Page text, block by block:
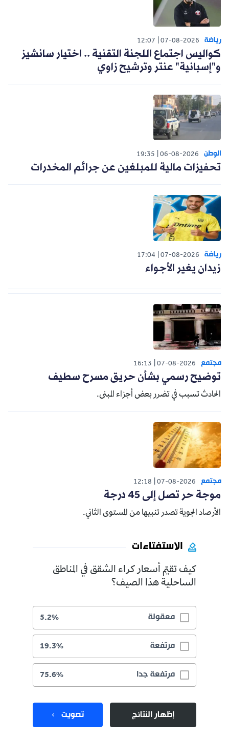
رياضة 07-08-2026
12:07
كواليس اجتماع اللجنة التقنية .. اختيار سانشيز
و"إسبانية" عنتر وترشيح زاوي
الوطن 06-08-2026
19:35
تحفيزات مالية للمبلغين عن جرائم المخدرات
رياضة 07-08-2026
17:04
زيدان يغير الأجواء
مجتمع 07-08-2026
16:13
توضيح رسمي بشأن حريق مسرح سطيف
الحادث تسبب في تضرر بعض أجزاء المبنى.
مجتمع 07-08-2026
12:18
موجة حر تصل إلى 45 درجة
الأرصاد الجوية تصدر تنبيها من المستوى الثاني.
الاستفتاءات
كيف تقيّم أسعار كراء الشقق في المناطق
الساحلية هذا الصيف؟
معقولة 5.2%
مرتفعة 19.3%
مرتفعة جدا 75.6%
إظهار النتائج تصويت